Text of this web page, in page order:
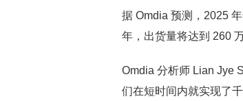
据 Omdia 预测，2025
年，出货量将达到 260 万
Omdia 分析师 Lian Jye
们在短时间内就实现了